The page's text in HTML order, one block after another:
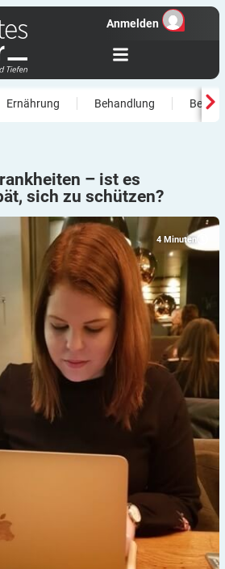
Anmelden
Ernährung Behandlung
– ist es
sich zu schützen?
4 Minuten